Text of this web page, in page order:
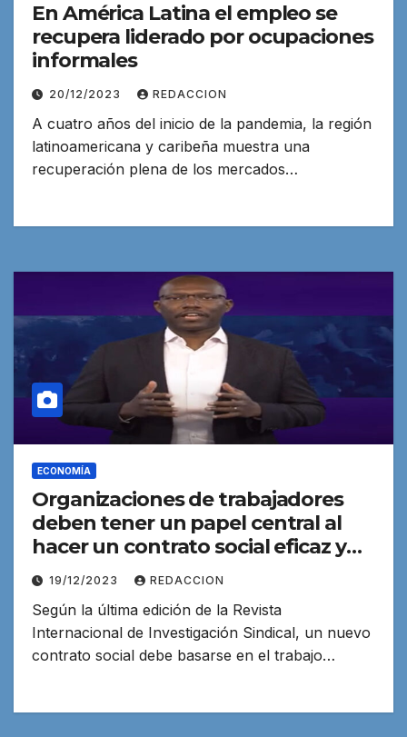
En América Latina el empleo se
recupera liderado por ocupaciones
informales
20/12/2023 REDACCION
A cuatro años del inicio de la pandemia, la región
latinoamericana y caribeña muestra una
recuperación plena de los mercados…
ECONOMÍA
Organizaciones de trabajadores
deben tener un papel central al
hacer un contrato social eficaz y
sostenible
19/12/2023 REDACCION
Según la última edición de la Revista
Internacional de Investigación Sindical, un nuevo
contrato social debe basarse en el trabajo…